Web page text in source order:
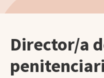
Director/a